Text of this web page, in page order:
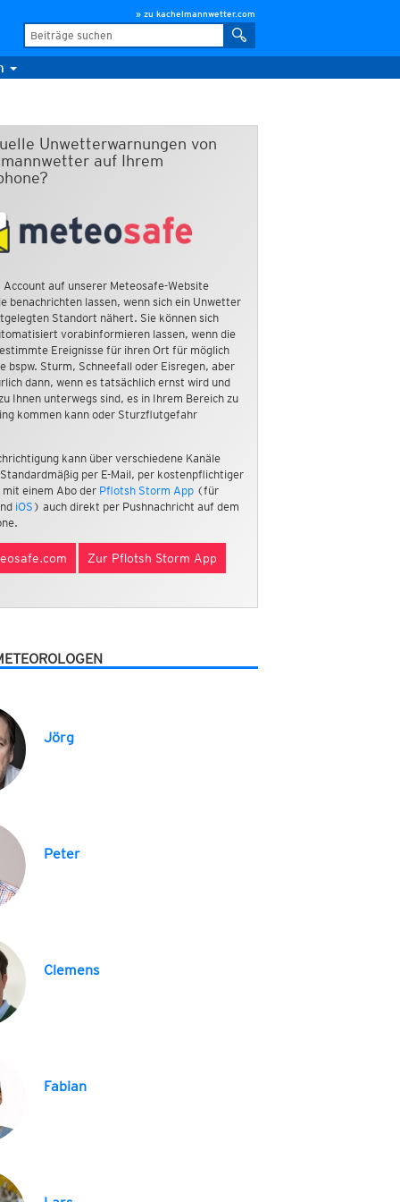
» zu kachelmannwetter.com
Unwetterwarnungen von
auf Ihrem
Account auf unserer Meteosafe-Website
benachrichten lassen, wenn sich ein Unwetter
Standort nähert. Sie können sich
vorabinformieren lassen, wenn die
Ereignisse für ihren Ort für möglich
bspw. Sturm, Schneefall oder Eisregen, aber
dann, wenn es tatsächlich ernst wird und
Ihnen unterwegs sind, es in Ihrem Bereich zu
kommen kann oder Sturzflutgefahr
kann über verschiedene Kanäle
per E-Mail, per kostenpflichtiger
mit einem Abo der Pflotsh Storm App(für
iOS ) auch direkt per Pushnachricht auf dem
Zur Pflotsh Storm App
Jörg
Peter
Clemens
Fabian